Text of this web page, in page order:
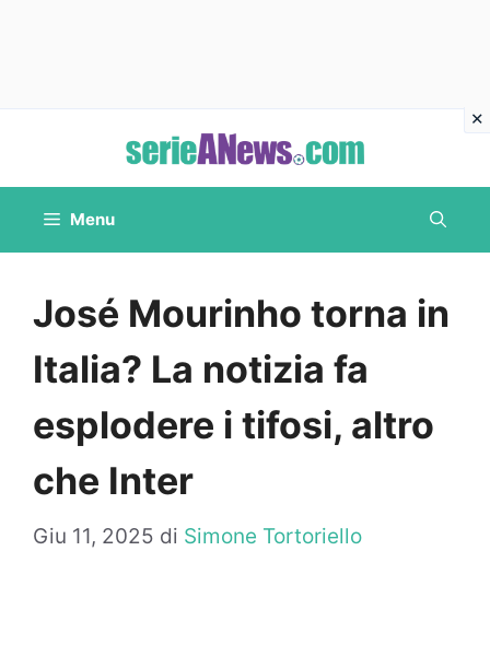
contenuto
Menu
José Mourinho torna in
Italia? La notizia fa
esplodere i tifosi, altro
che Inter
Giu 11, 2025 di Simone Tortoriello